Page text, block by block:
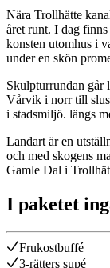
Nära Trollhätte
året runt. I dag
konsten utomhus i
under en skön
Skulpturrundan går
Vårvik i norr till
i stadsmiljö. längs
Landart är en
och med skogens
Gamle Dal i
I paketet
Frukostbuffé
3-rätters supé